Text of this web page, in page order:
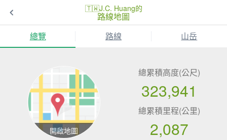
🇹🇼J.C. Huang的
路線地圖
總覽
路線 山岳
總累積高度(公尺)
323,941
總累積里程(公里)
2,087